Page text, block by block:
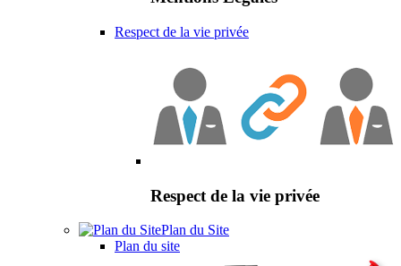
Respect de la vie privée
Respect de la vie privée
Plan du Site
Plan du site